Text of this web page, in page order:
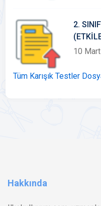
2.
10
Tüm Karışık Testler
Hakkında